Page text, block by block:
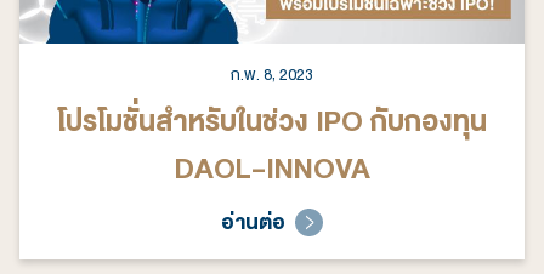
ก.พ. 8, 2023
โปรโมชั่นสำหรับในช่วง IPO กับกองทุน
DAOL-INNOVA
อ่านต่อ